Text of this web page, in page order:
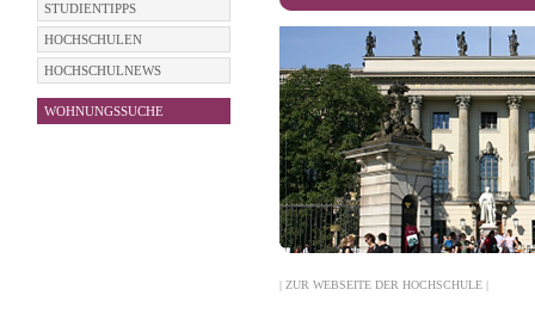
STUDIENTIPPS
HOCHSCHULEN
HOCHSCHULNEWS
WOHNUNGSSUCHE
| ZUR WEBSEITE DER HOCHSCHULE |